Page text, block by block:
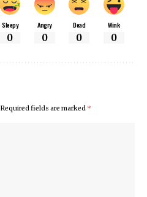
Sleepy
0
Angry
0
Dead
0
Wink
0
Required fields are marked *